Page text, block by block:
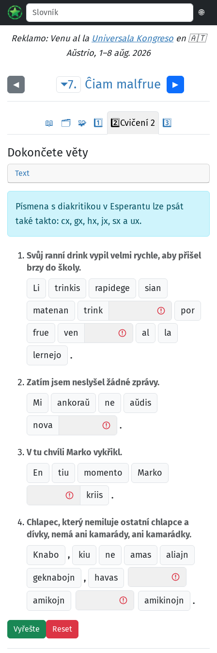
🌐
Reklamo: Venu al la Universala Kongreso en 🇦🇹
Aŭstrio, 1–8 aŭg. 2026
◀︎ 7. Ĉiam malfrue ▶︎
📖 🗂️ 🧩 1️⃣ 2️⃣Cvičení 2 3️⃣
Dokončete věty
Text
Písmena s diakritikou v Esperantu lze psát
také takto: cx, gx, hx, jx, sx a ux.
Svůj ranní drink vypil velmi rychle, aby přišel
brzy do školy.
Li
trinkis rapidege sian
matenan trink por
frue ven al la
lernejo .
Zatím jsem neslyšel žádné zprávy.
Mi
ankoraŭ ne aŭdis
nova .
V tu chvíli Marko vykřikl.
En
tiu momento Marko
kriis .
Chlapec, který nemiluje ostatní chlapce a
dívky, nemá ani kamarády, ani kamarádky.
Knabo
, kiu ne amas aliajn
geknabojn , havas
amikojn amikinojn .